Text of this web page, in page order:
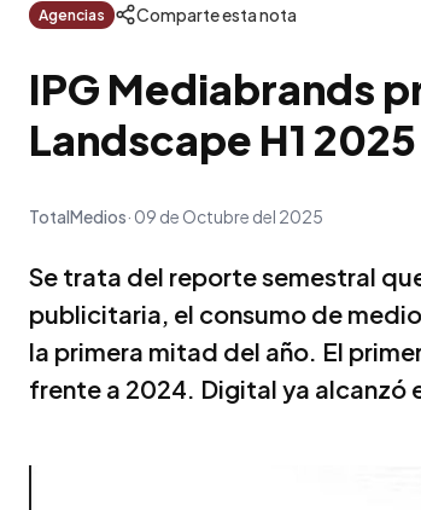
Agencias Comparte esta nota
IPG Mediabrands
Landscape H1
TotalMedios 09 de Octubre del 2025
Se trata del reporte semestral
publicitaria, el consumo de
la primera mitad del año. El
frente a 2024. Digital ya alcanzó